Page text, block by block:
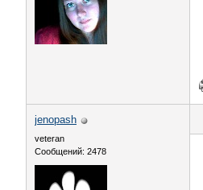
jenopash
veteran
Сообщений: 2478